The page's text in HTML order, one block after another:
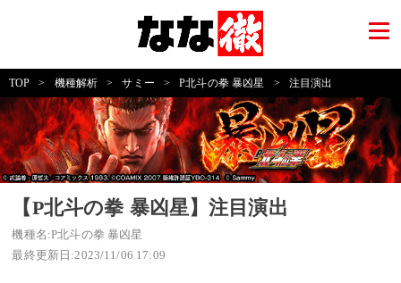
TOP > 機種解析 > サミー > P北斗の拳 暴凶星 > 注目演出
【P北斗の拳 暴凶星】注目演出
機種名:P北斗の拳 暴凶星
最終更新日:2023/11/06 17:09